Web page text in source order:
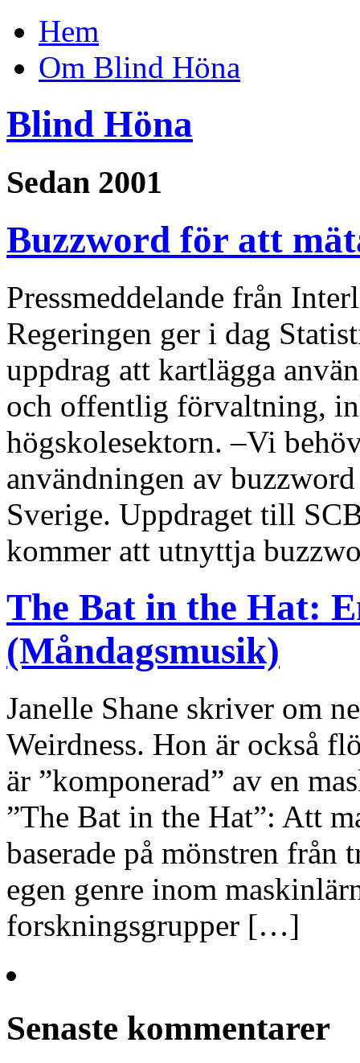
Hem
Om Blind Höna
Blind Höna
Sedan 2001
Buzzword för att
Pressmeddelande från
Regeringen ger i dag
uppdrag att kartlägga
och offentlig förvaltning,
högskolesektorn. –Vi
användningen av
Sverige. Uppdraget till
kommer att utnyttja
The Bat in the Hat:
(Måndagsmusik)
Janelle Shane skriver om
Weirdness. Hon är också
är ”komponerad” av en
”The Bat in the Hat”: Att
baserade på mönstren
egen genre inom
forskningsgrupper […]
Senaste kommentarer